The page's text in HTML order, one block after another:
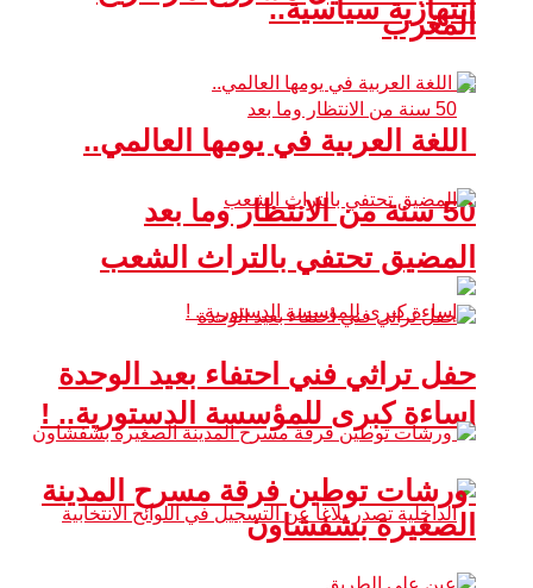
انتهازية سياسية..
50 سنة من الانتظار وما بعد
إساءة كبرى للمؤسسة الدستورية.. !
المغرب
اللغة العربية في يومها العالمي..
المضيق تحتفي بالتراث الشعب
حفل تراثي فني احتفاء بعيد الوحدة
ورشات توطين فرقة مسرح المدينة
الصغيرة بشفشاون